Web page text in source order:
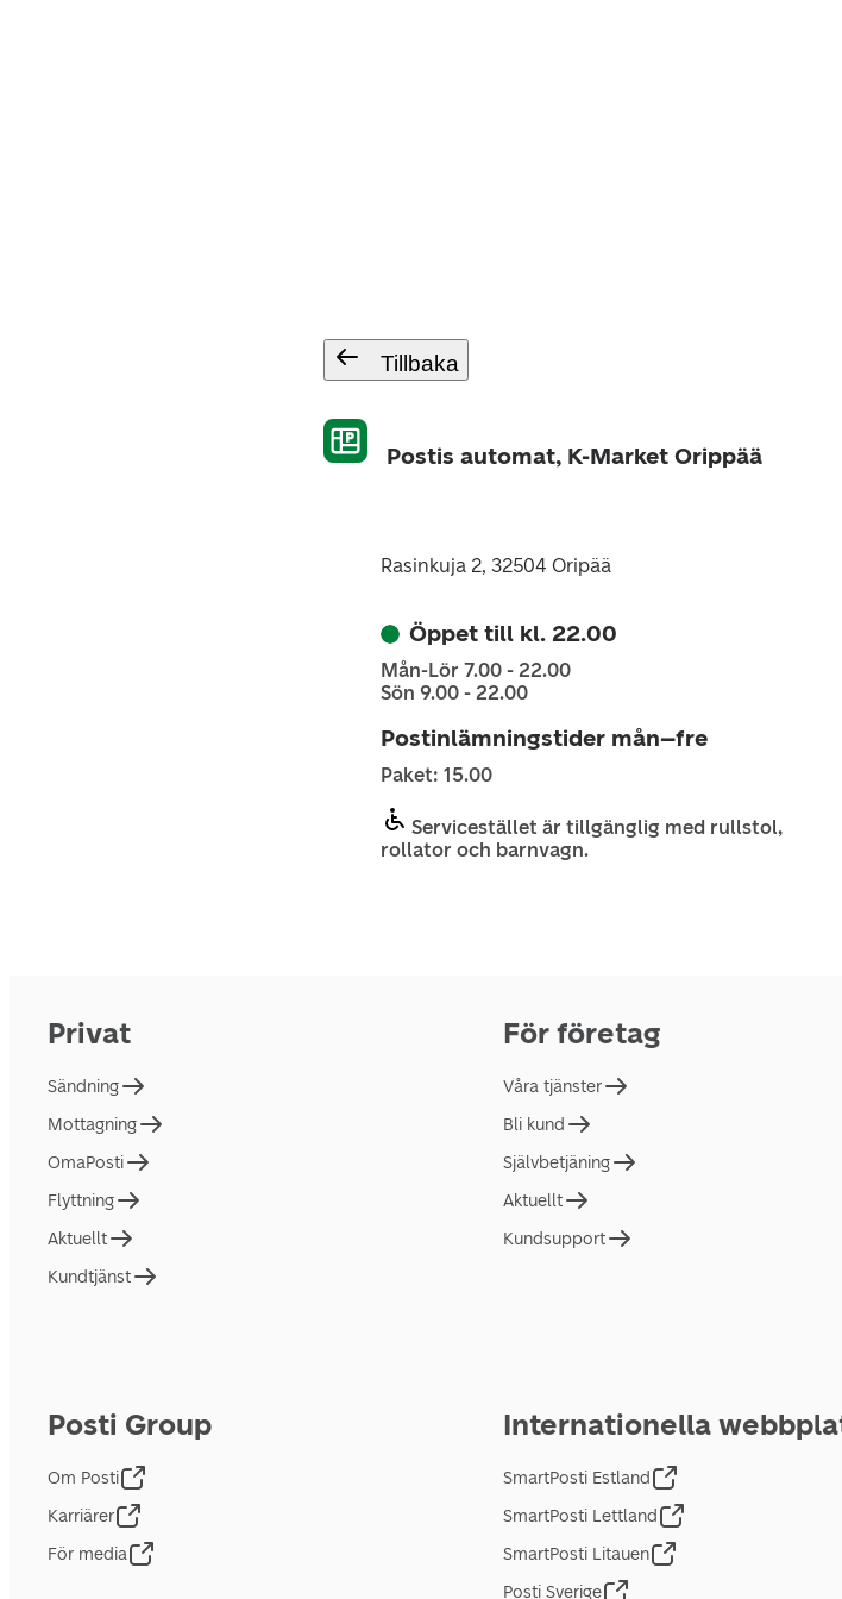
Tillbaka
Postis automat, K-Market Orippää
Rasinkuja 2, 32504 Oripää
Öppet till kl. 22.00
Mån-Lör 7.00 - 22.00
Sön 9.00 - 22.00
Postinlämningstider mån–fre
Paket: 15.00
Servicestället är tillgänglig med rullstol,
rollator och barnvagn.
Privat
Sändning
Mottagning
OmaPosti
Flyttning
Aktuellt
Kundtjänst
För företag
Våra tjänster
Bli kund
Självbetjäning
Aktuellt
Kundsupport
Posti Group
Om Posti
Karriärer
För media
Internationella
SmartPosti Estland
SmartPosti Lettland
SmartPosti Litauen
Posti Sverige